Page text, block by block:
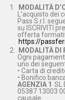
MODALITÀ
L’acquisto
Pass S.r.l.
su ISCRIVITI
offerta
https://
MODALITÀ DI
Ogni
uno dei
• Carta di
• Bonifico
AGENZIA 1 SL
05387 13003
causale.